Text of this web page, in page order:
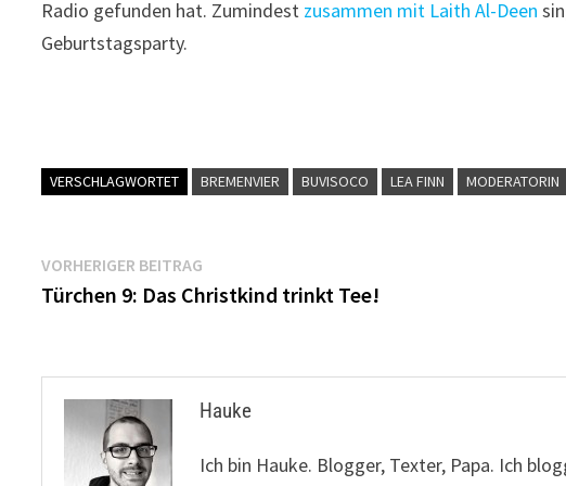
Radio gefunden hat. Zumindest zusammen mit Laith Al-Deen
Geburtstagsparty.
VERSCHLAGWORTET BREMENVIER BUVISOCO LEA FINN MODERATORIN
Beitragsnavigation
VORHERIGER BEITRAG
Beitrag:
Türchen 9: Das Christkind trinkt Tee!
Hauke
Ich bin Hauke. Blogger, Texter, Papa. Ich